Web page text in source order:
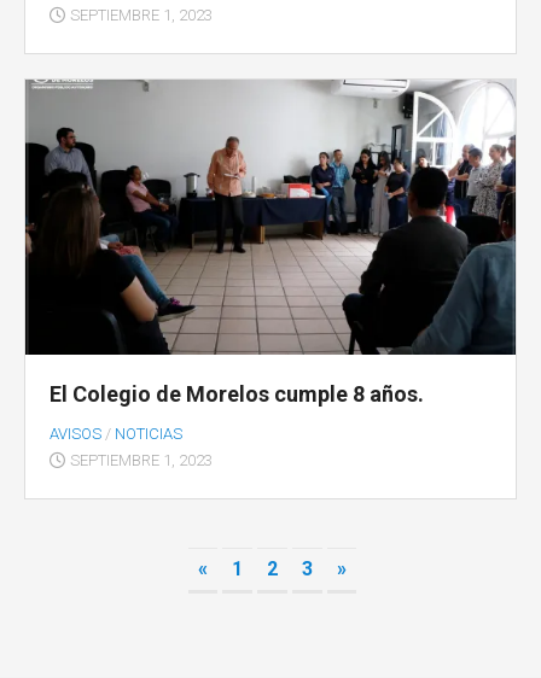
SEPTIEMBRE 1, 2023
El Colegio de Morelos cumple 8 años.
AVISOS / NOTICIAS
SEPTIEMBRE 1, 2023
« 1 2 3 »